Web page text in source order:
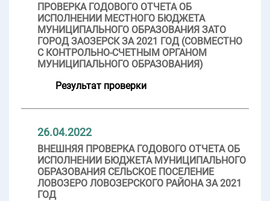
ПРОВЕРКА ГОДОВОГО ОТЧЕТА ОБ
ИСПОЛНЕНИИ МЕСТНОГО БЮДЖЕТА
МУНИЦИПАЛЬНОГО ОБРАЗОВАНИЯ ЗАТО
ГОРОД ЗАОЗЕРСК ЗА 2021 ГОД (СОВМЕСТНО
С КОНТРОЛЬНО-СЧЕТНЫМ ОРГАНОМ
МУНИЦИПАЛЬНОГО ОБРАЗОВАНИЯ)
Результат проверки
26.04.2022
ВНЕШНЯЯ ПРОВЕРКА ГОДОВОГО ОТЧЕТА ОБ
ИСПОЛНЕНИИ БЮДЖЕТА МУНИЦИПАЛЬНОГО
ОБРАЗОВАНИЯ СЕЛЬСКОЕ ПОСЕЛЕНИЕ
ЛОВОЗЕРО ЛОВОЗЕРСКОГО РАЙОНА ЗА 2021
ГОД